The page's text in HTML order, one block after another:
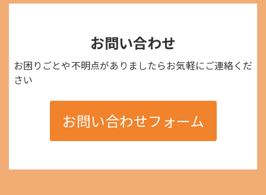
お問い合わせ
お困りごとや不明点がありましたらお気軽にご連絡くだ
さい
お問い合わせフォーム